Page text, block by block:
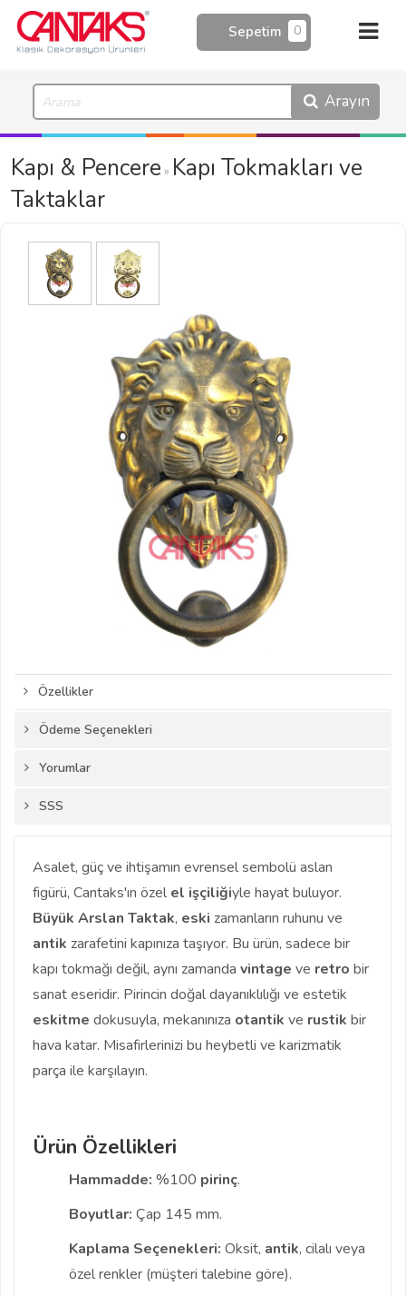
0
Sepetim
Arayın
Kapı & Pencere » Kapı Tokmakları ve
Taktaklar
Özellikler
Ödeme Seçenekleri
Yorumlar
SSS
Asalet, güç ve ihtişamın evrensel sembolü aslan
figürü, Cantaks'ın özel el işçiliğiyle hayat buluyor.
Büyük Arslan Taktak, eski zamanların ruhunu ve
antik zarafetini kapınıza taşıyor. Bu ürün, sadece bir
kapı tokmağı değil, aynı zamanda vintage ve retro bir
sanat eseridir. Pirincin doğal dayanıklılığı ve estetik
eskitme dokusuyla, mekanınıza otantik ve rustik bir
hava katar. Misafirlerinizi bu heybetli ve karizmatik
parça ile karşılayın.
Ürün Özellikleri
Hammadde: %100 pirinç.
Boyutlar: Çap 145 mm.
Kaplama Seçenekleri: Oksit, antik, cilalı veya
özel renkler (müşteri talebine göre).